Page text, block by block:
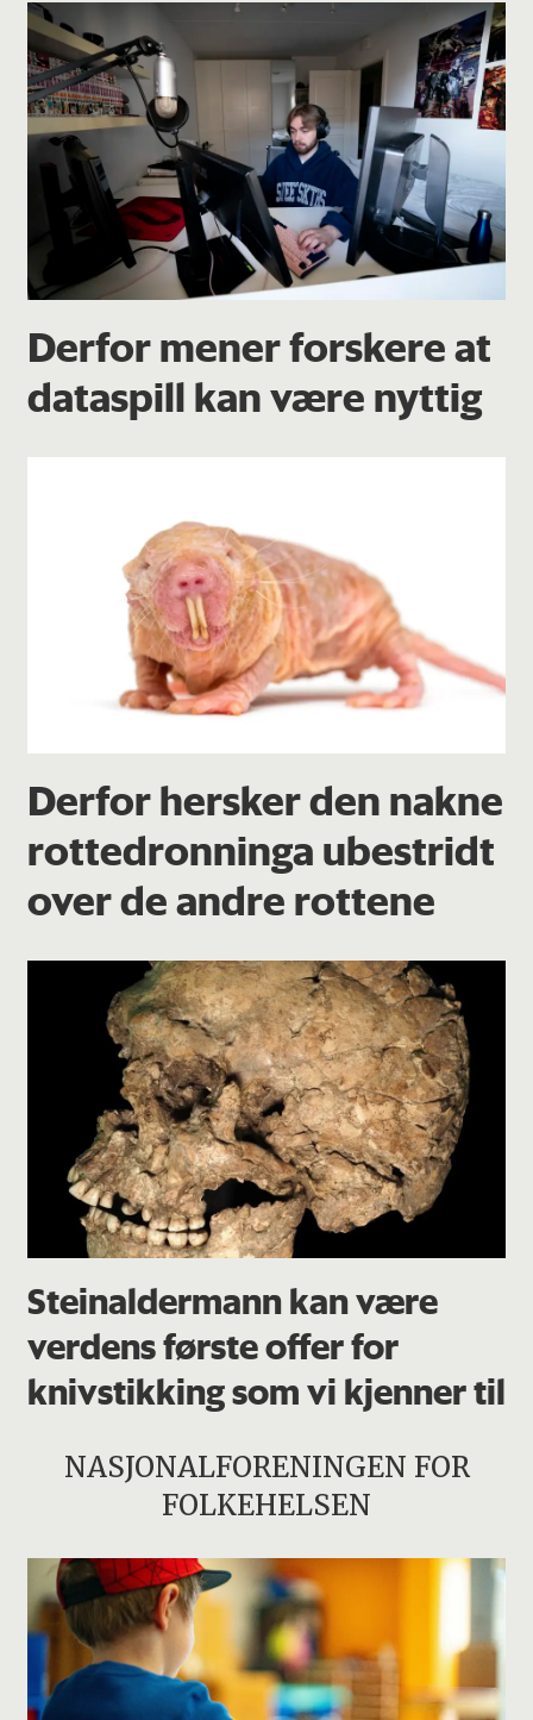
Derfor mener forskere at
dataspill kan være nyttig
Derfor hersker den nakne
rottedronninga ubestridt
over de andre rottene
Steinaldermann kan være
verdens første offer for
knivstikking som vi kjenner til
NASJONALFORENINGEN FOR
FOLKEHELSEN